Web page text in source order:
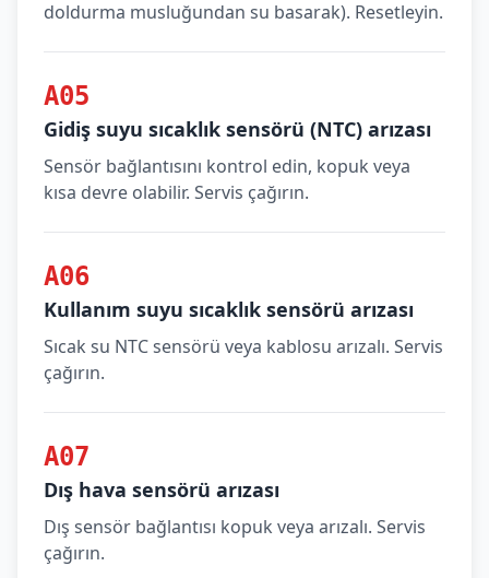
doldurma musluğundan su basarak). Resetleyin.
A05
Gidiş suyu sıcaklık sensörü (NTC) arızası
Sensör bağlantısını kontrol edin, kopuk veya
kısa devre olabilir. Servis çağırın.
A06
Kullanım suyu sıcaklık sensörü arızası
Sıcak su NTC sensörü veya kablosu arızalı. Servis
çağırın.
A07
Dış hava sensörü arızası
Dış sensör bağlantısı kopuk veya arızalı. Servis
çağırın.